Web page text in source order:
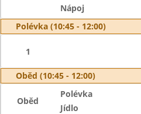
Nápoj
Polévka (10:45 - 12:00)
1
Oběd (10:45 - 12:00)
Oběd
Polévka
Jídlo